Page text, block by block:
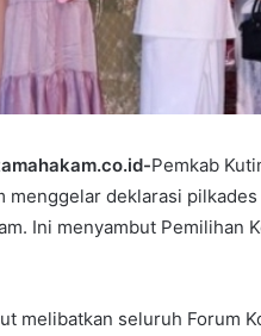
Pemkab
menggelar deklarasi
Ini menyambut Pemilihan
melibatkan seluruh Forum